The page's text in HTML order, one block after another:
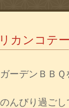
カンコテ
ーデンＢＢＱ
んびり過ごし